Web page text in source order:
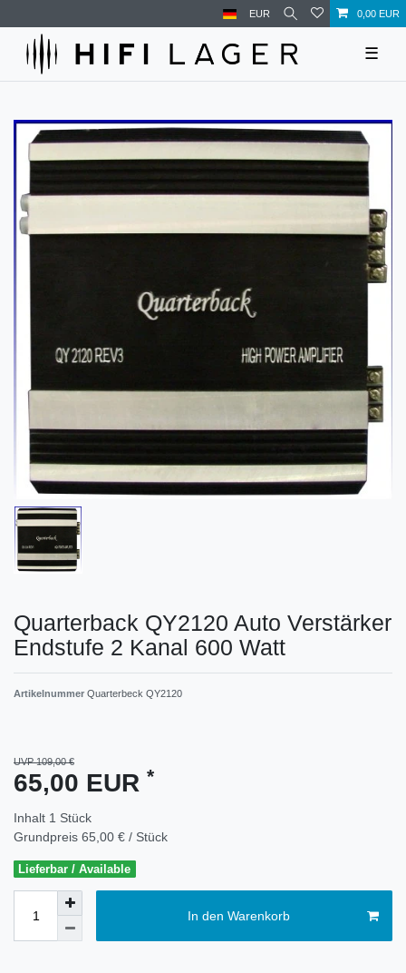
EUR 0,00 EUR
☰
Quarterback QY2120 Auto Verstärker
Endstufe 2 Kanal 600 Watt
Artikelnummer Quarterbeck QY2120
UVP 109,00 €
65,00 EUR *
Inhalt 1 Stück
Grundpreis 65,00 € / Stück
Lieferbar / Available
In den Warenkorb